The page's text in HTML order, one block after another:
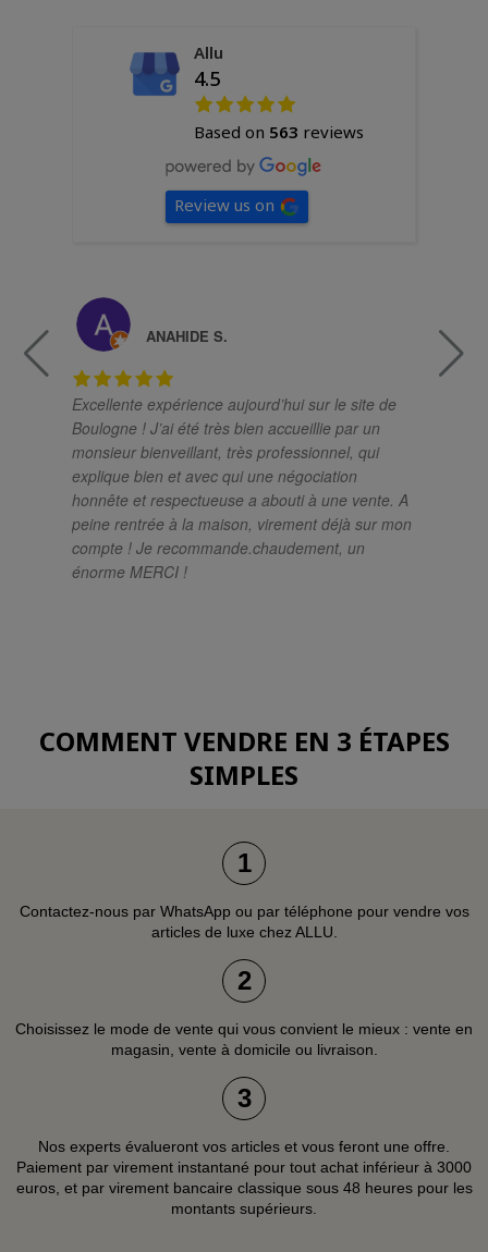
Allu
4.5
Based on 563 reviews
Review us on
Excellente expérience aujourd’hui sur le site de
Boulogne ! J’ai été très bien accueillie par un
monsieur bienveillant, très professionnel, qui
explique bien et avec qui une négociation
honnête et respectueuse a abouti à une vente. A
peine rentrée à la maison, virement déjà sur mon
compte ! Je recommande.chaudement, un
énorme MERCI !
ANAHIDE S.
COMMENT VENDRE EN 3 ÉTAPES
SIMPLES
1
Contactez-nous par WhatsApp ou par téléphone pour vendre vos
articles de luxe chez ALLU.
2
Choisissez le mode de vente qui vous convient le mieux : vente en
magasin, vente à domicile ou livraison.
3
Nos experts évalueront vos articles et vous feront une offre.
Paiement par virement instantané pour tout achat inférieur à 3000
euros, et par virement bancaire classique sous 48 heures pour les
montants supérieurs.